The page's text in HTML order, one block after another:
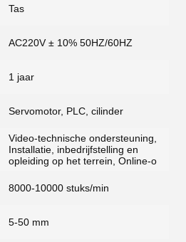
Tas
AC220V ± 10% 50HZ/60HZ
1 jaar
Servomotor, PLC, cilinder
Video-technische ondersteuning,
Installatie, inbedrijfstelling en
opleiding op het terrein, Online-o
8000-10000 stuks/min
5-50 mm